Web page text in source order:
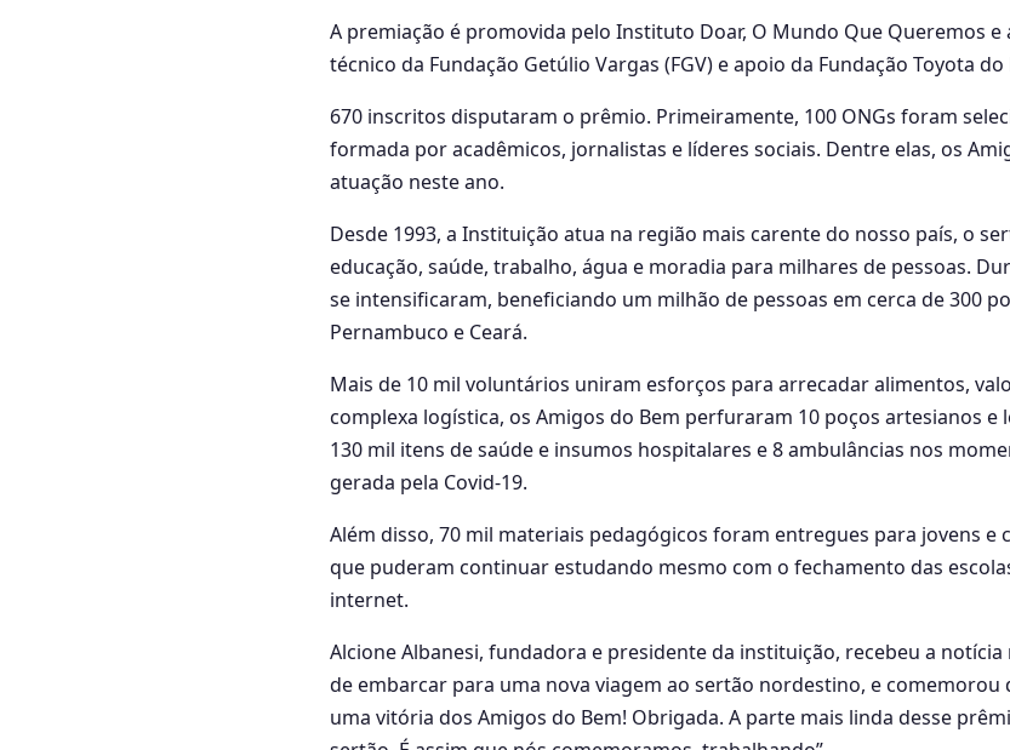
A premiação é promovida pelo Instituto Doar, O Mundo Que Queremos e
técnico da Fundação Getúlio Vargas (FGV) e apoio da Fundação Toyota
670 inscritos disputaram o prêmio. Primeiramente, 100 ONGs foram
formada por acadêmicos, jornalistas e líderes sociais. Dentre elas, os
atuação neste ano.
Desde 1993, a Instituição atua na região mais carente do nosso país, o
educação, saúde, trabalho, água e moradia para milhares de pessoas.
se intensificaram, beneficiando um milhão de pessoas em cerca de 300
Pernambuco e Ceará.
Mais de 10 mil voluntários uniram esforços para arrecadar alimentos,
complexa logística, os Amigos do Bem perfuraram 10 poços artesianos e
130 mil itens de saúde e insumos hospitalares e 8 ambulâncias nos
gerada pela Covid-19.
Além disso, 70 mil materiais pedagógicos foram entregues para jovens e
que puderam continuar estudando mesmo com o fechamento das
internet.
Alcione Albanesi, fundadora e presidente da instituição, recebeu a
de embarcar para uma nova viagem ao sertão nordestino, e comemorou
uma vitória dos Amigos do Bem! Obrigada. A parte mais linda desse